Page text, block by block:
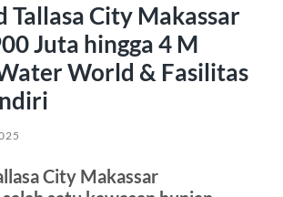
Tallasa City Makassar
Juta hingga 4 M
World & Fasilitas
City Makassar